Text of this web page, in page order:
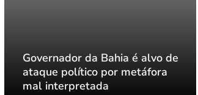
Governador da Bahia é alvo de
ataque político por metáfora
mal interpretada